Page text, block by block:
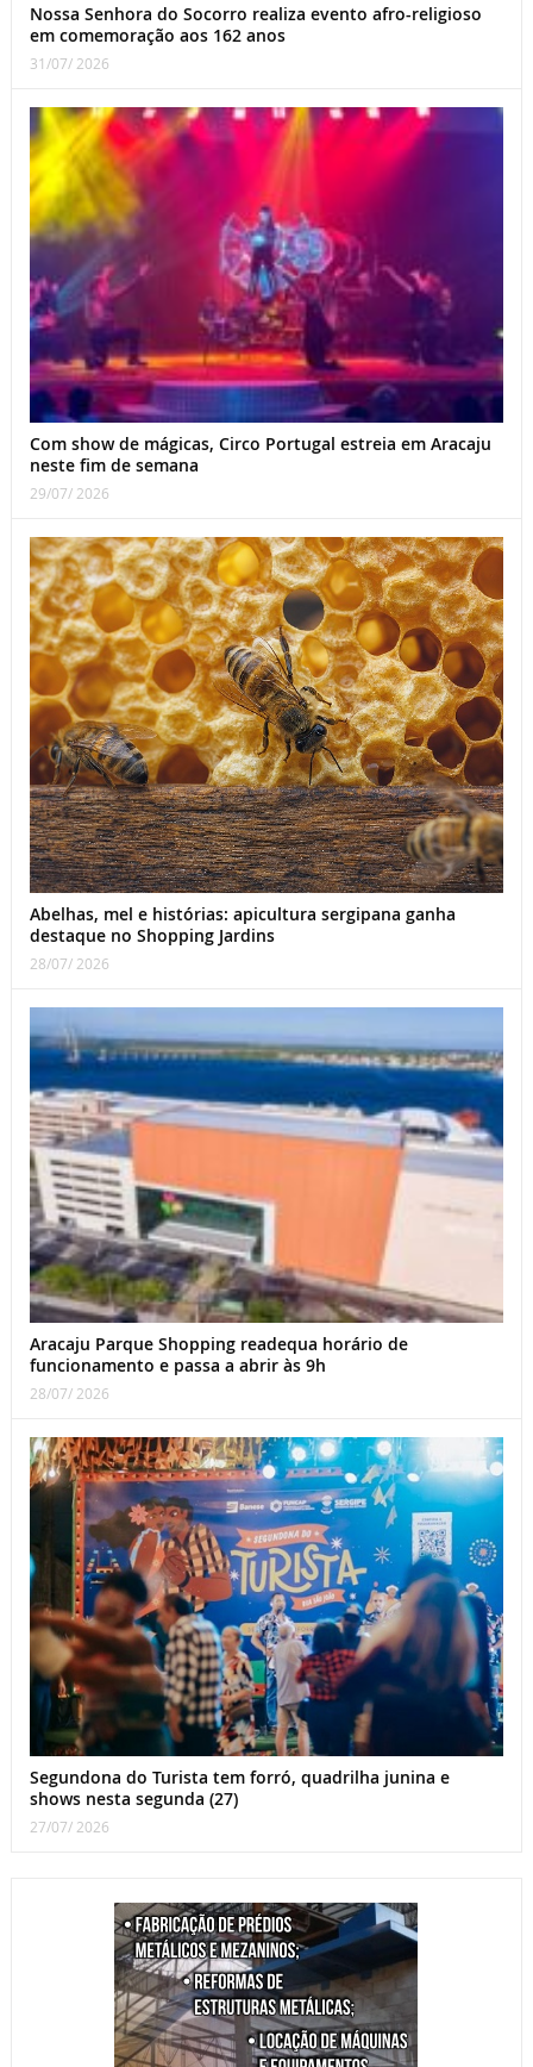
Nossa Senhora do Socorro realiza evento afro-religioso
em comemoração aos 162 anos
31/07/ 2026
Com show de mágicas, Circo Portugal estreia em Aracaju
neste fim de semana
29/07/ 2026
Abelhas, mel e histórias: apicultura sergipana ganha
destaque no Shopping Jardins
28/07/ 2026
Aracaju Parque Shopping readequa horário de
funcionamento e passa a abrir às 9h
28/07/ 2026
Segundona do Turista tem forró, quadrilha junina e
shows nesta segunda (27)
27/07/ 2026